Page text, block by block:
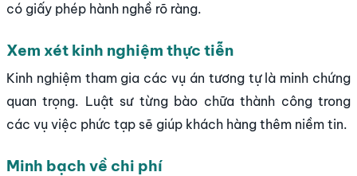
có giấy phép hành nghề rõ ràng.
Xem xét kinh nghiệm thực tiễn
Kinh nghiệm tham gia các vụ án tương tự là minh chứng
quan trọng. Luật sư từng bào chữa thành công trong
các vụ việc phức tạp sẽ giúp khách hàng thêm niềm tin.
Minh bạch về chi phí